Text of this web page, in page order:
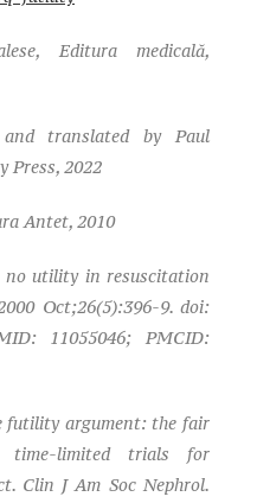
Editura medicală,
translated by Paul
Press, 2022
Antet, 2010
no utility in resuscitation
Oct;26(5):396-9. doi:
11055046; PMCID:
futility argument: the fair
time-limited trials for
Clin J Am Soc Nephrol.